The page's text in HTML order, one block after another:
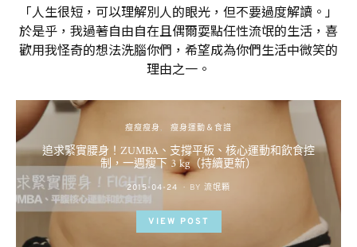
「人生很短，可以理解別人的眼光，但不要過度解讀。」
於是乎，我過著自由自在且偶爾耍點任性流氓的生活，喜
歡用我怪奇的想法洗腦你們，希望成為你們生活中微笑的
理由之一。
瘦瘦瘦身 瘦身運動＆食譜
追求緊實腰身！ZUMBA、支撐平板、核心運動和飲食控
制，一週瘦下 3 kg（持續更新）
POSTED
ON
2015-04-24 BY 流氓顆
VIEW POST